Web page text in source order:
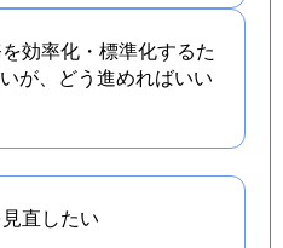
効率化・標準化するた
が、どう進めればいい
見直したい